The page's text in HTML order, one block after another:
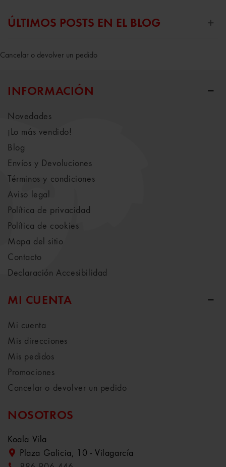
ÚLTIMOS POSTS EN EL BLOG
Cancelar o devolver un pedido
INFORMACIÓN
Novedades
¡Lo más vendido!
Blog
Envíos y Devoluciones
Términos y condiciones
Aviso legal
Política de privacidad
Política de cookies
Mapa del sitio
Contacto
Declaración Accesibilidad
MI CUENTA
Mi cuenta
Mis direcciones
Mis pedidos
Promociones
Cancelar o devolver un pedido
NOSOTROS
Koala Vila
Plaza Galicia, 10 - Vilagarcía